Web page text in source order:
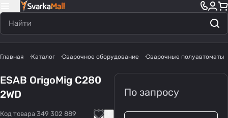
Главная Каталог Сварочное оборудование Сварочные полуавтоматы
ESAB OrigoMig C280
2WD
Код товара 349 302 889
По запросу